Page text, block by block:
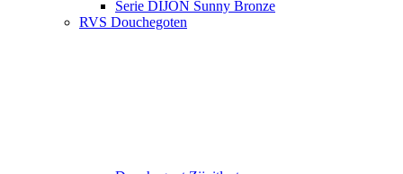
Serie DIJON Sunny Bronze
RVS Douchegoten